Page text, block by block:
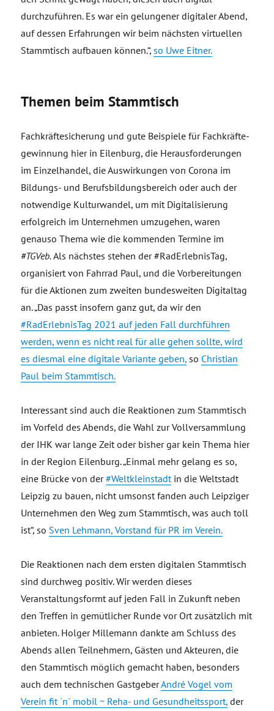
durchzuführen. Es war ein gelungener digitaler Abend,
auf dessen Erfahrungen wir beim nächsten virtuellen
Stammtisch aufbauen können.“, so Uwe Eitner.
Themen beim Stammtisch
Fachkräftesicherung und gute Beispiele für Fachkräfte-
gewinnung hier in Eilenburg, die Herausforderungen
im Einzelhandel, die Auswirkungen von Corona im
Bildungs- und Berufsbildungsbereich oder auch der
notwendige Kulturwandel, um mit Digitalisierung
erfolgreich im Unternehmen umzugehen, waren
genauso Thema wie die kommenden Termine im
#TGVeb.Als nächstes stehen der #RadErlebnisTag,
organisiert von Fahrrad Paul, und die Vorbereitungen
für die Aktionen zum zweiten bundesweiten Digitaltag
an. „Das passt insofern ganz gut, da wir den
#RadErlebnisTag 2021 auf jeden Fall durchführen
werden, wenn es nicht real für alle gehen sollte, wird
es diesmal eine digitale Variante geben, so Christian
Paul beim Stammtisch.
Interessant sind auch die Reaktionen zum Stammtisch
im Vorfeld des Abends, die Wahl zur Vollversammlung
der IHK war lange Zeit oder bisher gar kein Thema hier
in der Region Eilenburg. „Einmal mehr gelang es so,
eine Brücke von der#Weltkleinstadt in die Weltstadt
Leipzig zu bauen, nicht umsonst fanden auch Leipziger
Unternehmen den Weg zum Stammtisch, was auch toll
ist“, so Sven Lehmann, Vorstand für PR im Verein.
Die Reaktionen nach dem ersten digitalen Stammtisch
sind durchweg positiv. Wir werden dieses
Veranstaltungsformt auf jeden Fall in Zukunft neben
den Treffen in gemütlicher Runde vor Ort zusätzlich mit
anbieten. Holger Millemann dankte am Schluss des
Abends allen Teilnehmern, Gästen und Akteuren, die
den Stammtisch möglich gemacht haben, besonders
auch dem technischen GastgeberAndré Vogel vom
Verein fit ´n´ mobil ~ Reha- und Gesundheitssport, der